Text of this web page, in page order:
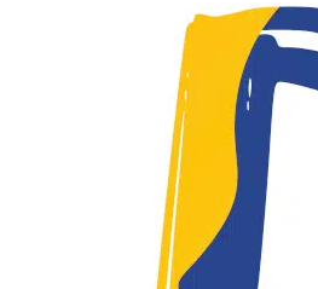
Solicitan
Consumidores alertan
LEER MÁS